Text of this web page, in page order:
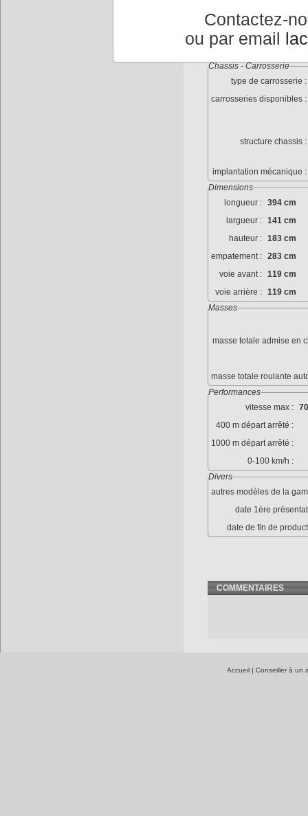
dimenssions roues :
jantes :
Chassis - Carrosserie
type de carrosserie :
carrosseries disponibles :
structure chassis :
implantation mécanique :
Dimensions
longueur : 394 cm
largueur : 141 cm
hauteur : 183 cm
empatement : 283 cm
voie avant : 119 cm
voie arrière : 119 cm
Masses
masse totale admise en
masse totale roulante
Performances
vitesse max :
400 m départ arrêté :
1000 m départ arrêté :
0-100 km/h :
Divers
autres modèles de la
date 1ère
date de fin de
COMMENTAIRES
Accueil | Conseiller à un
Contactez-
ou par email